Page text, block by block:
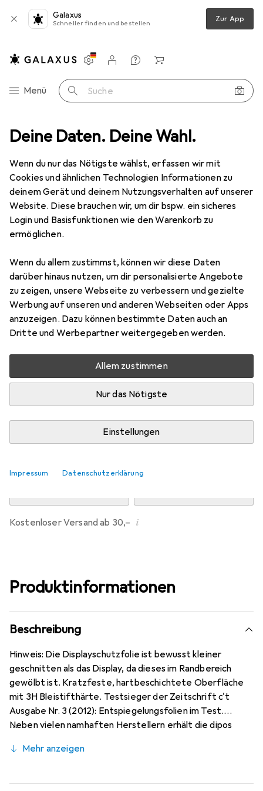
Deine Daten. Deine Wahl.
Wenn du nur das Nötigste wählst, erfassen wir mit
Cookies und ähnlichen Technologien Informationen zu
deinem Gerät und deinem Nutzungsverhalten auf unserer
Website. Diese brauchen wir, um dir bspw. ein sicheres
Login und Basisfunktionen wie den Warenkorb zu
ermöglichen.
Wenn du allem zustimmst, können wir diese Daten
darüber hinaus nutzen, um dir personalisierte Angebote
zu zeigen, unsere Webseite zu verbessern und gezielte
Werbung auf unseren und anderen Webseiten oder Apps
anzuzeigen. Dazu können bestimmte Daten auch an
Dritte und Werbepartner weitergegeben werden.
Allem zustimmen
Nur das Nötigste
Einstellungen
Impressum Datenschutzerklärung
Galaxus
Schneller finden und bestellen Zur App
Navigation nach Kategorien
Menü Suche
Einstellungen
Kundenkonto
Vergleichslisten
Merklisten
Warenkorb
Smartphone Schutzfolie Dipos Displayschutzfolie Antireflex
6 Bilder
DiposDisplayschutzfolie Antireflex
Preis in EUR inkl. MwSt.
EUR
3,89
Bewertungen Marke
Mehr von Dipos
Mo, 10.8. geliefert
Mehr als 10 Stück an Lager beim Drittanbieter
Lieferort angeben für genaue Lieferzeit
Kostenloser Versand ab 30,– i
Produktinformationen
Beschreibung
Hinweis: Die Displayschutzfolie ist bewusst kleiner
geschnitten als das Display, da dieses im Randbereich
gewölbt ist. Kratzfeste, hartbeschichtete Oberfläche
mit 3H Bleistifthärte. Testsieger der Zeitschrift c't
Ausgabe Nr. 3 (2012): Entspiegelungsfolien im Test.
Neben vielen namhaften Herstellern erhält die dipos
Bewertung sehr gut. Bewusst kleiner als das Xiaomi Poco
jederzeit rückstandsfrei zu entfernen (ohne Klebstoff).
Mehr anzeigen